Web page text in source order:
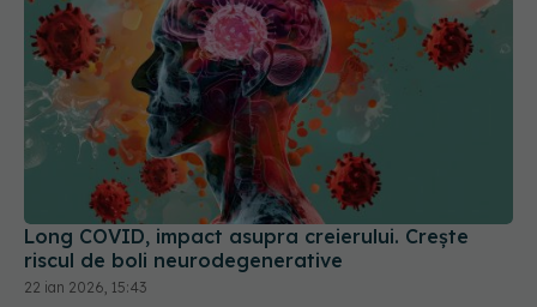
Long COVID, impact asupra creierului. Crește
riscul de boli neurodegenerative
22 ian 2026, 15:43